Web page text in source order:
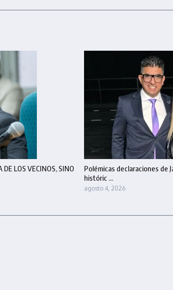
DE LOS VECINOS, SINO
Polémicas declaraciones de
históric ...
agosto 4, 2026